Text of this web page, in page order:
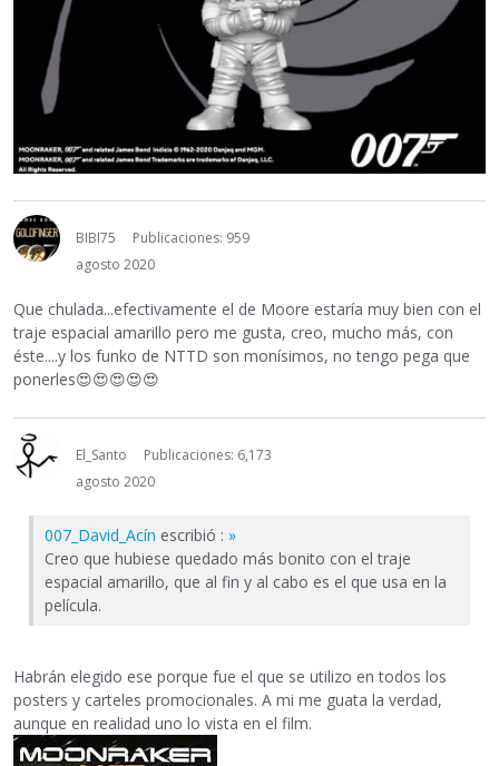
BIBI75
Publicaciones: 959
agosto 2020
Que chulada...efectivamente el de Moore estaría muy bien con el
traje espacial amarillo pero me gusta, creo, mucho más, con
éste....y los funko de NTTD son monísimos, no tengo pega que
ponerles😍😍😍😍😍
El_Santo
Publicaciones: 6,173
agosto 2020
007_David_Acín escribió : »
Creo que hubiese quedado más bonito con el traje
espacial amarillo, que al fin y al cabo es el que usa en la
película.
Habrán elegido ese porque fue el que se utilizo en todos los
posters y carteles promocionales. A mi me guata la verdad,
aunque en realidad uno lo vista en el film.